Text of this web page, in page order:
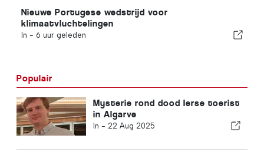
Nieuwe Portugese wedstrijd voor
klimaatvluchtelingen
In - 6 uur geleden
Populair
Mysterie rond dood Ierse toerist
in Algarve
In - 22 Aug 2025